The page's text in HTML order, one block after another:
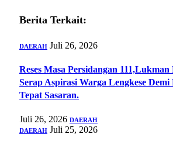
Berita Terkait:
DAERAH Juli 26, 2026
Reses Masa Persidangan
Serap Aspirasi Warga Lengkese Demi
Tepat Sasaran.
Juli 26, 2026 DAERAH
DAERAH Juli 25, 2026